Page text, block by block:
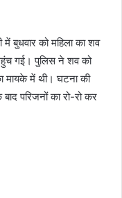
में बुधवार को महिला का शव
गई। पुलिस ने शव को
मायके में थी। घटना की
परिजनों का रो-रो कर